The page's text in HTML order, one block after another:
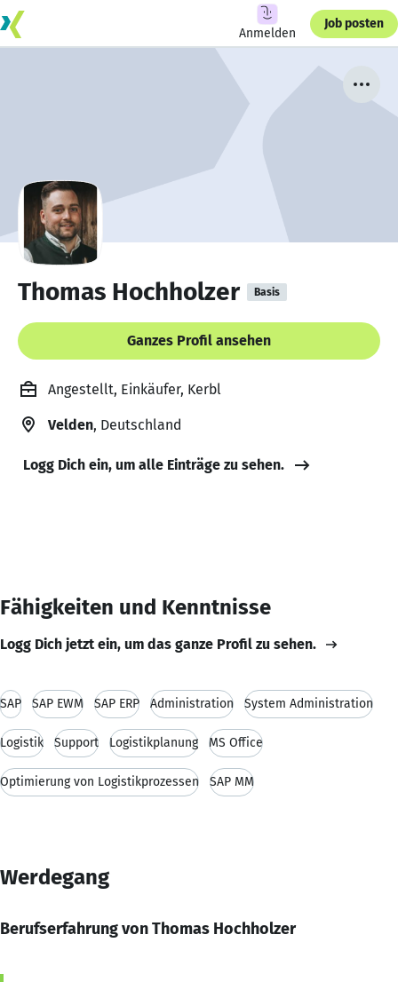
Anmelden
Job posten
Thomas Hochholzer Basis
Ganzes Profil ansehen
Angestellt, Einkäufer, Kerbl
Velden, Deutschland
Logg Dich ein, um alle Einträge zu sehen.
Fähigkeiten und Kenntnisse
Logg Dich jetzt ein, um das ganze Profil zu sehen.
SAP SAP EWM SAP ERP Administration System Administration
Logistik Support Logistikplanung MS Office
Optimierung von Logistikprozessen SAP MM
Werdegang
Berufserfahrung von Thomas Hochholzer